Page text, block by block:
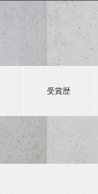
受賞歴